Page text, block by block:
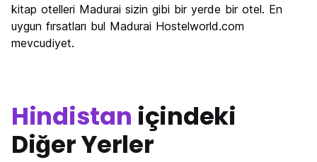
Ekonomik
7.0
kitap otelleri Madurai sizin gibi bir yerde bir otel. En
uygun fırsatları bul Madurai Hostelworld.com
mevcudiyet.
Hindistan içindeki
Diğer Yerler